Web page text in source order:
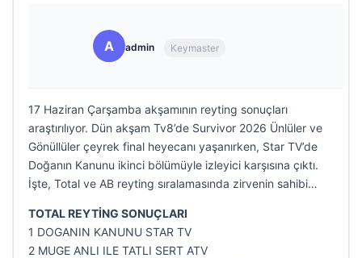
A admin Keymaster
17 Haziran Çarşamba akşamının reyting sonuçları
araştırılıyor. Dün akşam Tv8’de Survivor 2026 Ünlüler ve
Gönüllüler çeyrek final heyecanı yaşanırken, Star TV’de
Doğanın Kanunu ikinci bölümüyle izleyici karşısına çıktı.
İşte, Total ve AB reyting sıralamasında zirvenin sahibi…
TOTAL REYTİNG SONUÇLARI
1 DOGANIN KANUNU STAR TV
2 MUGE ANLI ILE TATLI SERT ATV